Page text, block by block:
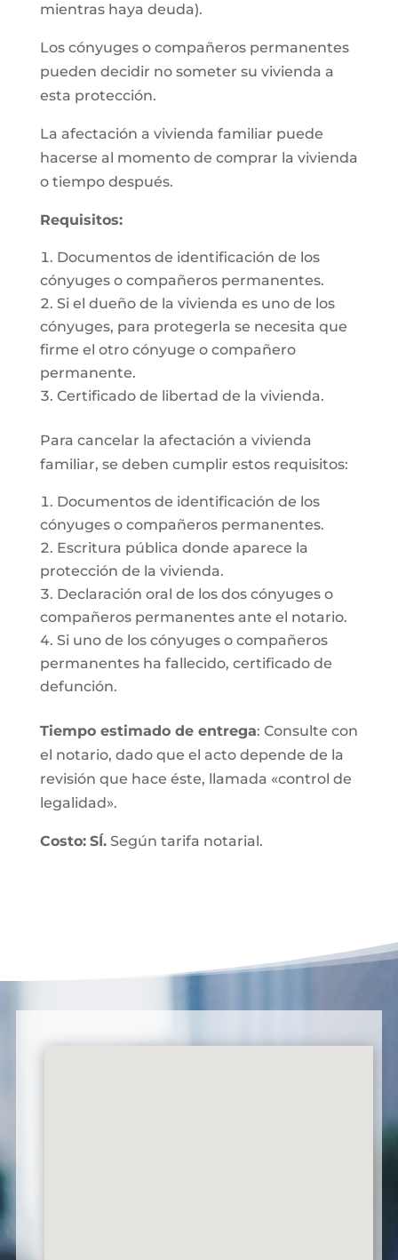
mientras haya deuda).
Los cónyuges o compañeros permanentes
pueden decidir no someter su vivienda a
esta protección.
La afectación a vivienda familiar puede
hacerse al momento de comprar la vivienda
o tiempo después.
Requisitos:
Documentos de identificación de los
cónyuges o compañeros permanentes.
Si el dueño de la vivienda es uno de los
cónyuges, para protegerla se necesita que
firme el otro cónyuge o compañero
permanente.
Certificado de libertad de la vivienda.
Para cancelar la afectación a vivienda
familiar, se deben cumplir estos requisitos:
Documentos de identificación de los
cónyuges o compañeros permanentes.
Escritura pública donde aparece la
protección de la vivienda.
Declaración oral de los dos cónyuges o
compañeros permanentes ante el notario.
Si uno de los cónyuges o compañeros
permanentes ha fallecido, certificado de
defunción.
Tiempo estimado de entrega: Consulte con
el notario, dado que el acto depende de la
revisión que hace éste, llamada «control de
legalidad».
Costo: SÍ.Según tarifa notarial.